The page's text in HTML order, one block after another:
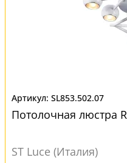
SL853.502.07
Потолочная люстра
ST Luce (Италия)